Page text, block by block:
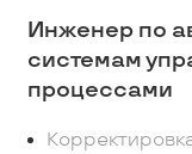
Инженер по
системам
процессами